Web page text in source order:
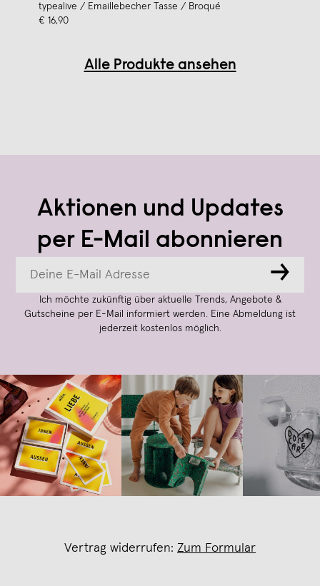
typealive / Emaillebecher Tasse / Broqué
€ 16,90
Alle Produkte ansehen
Aktionen und Updates
per E-Mail abonnieren
→
Ich möchte zukünftig über aktuelle Trends, Angebote &
Gutscheine per E-Mail informiert werden. Eine Abmeldung ist
jederzeit kostenlos möglich.
Vertrag widerrufen: Zum Formular